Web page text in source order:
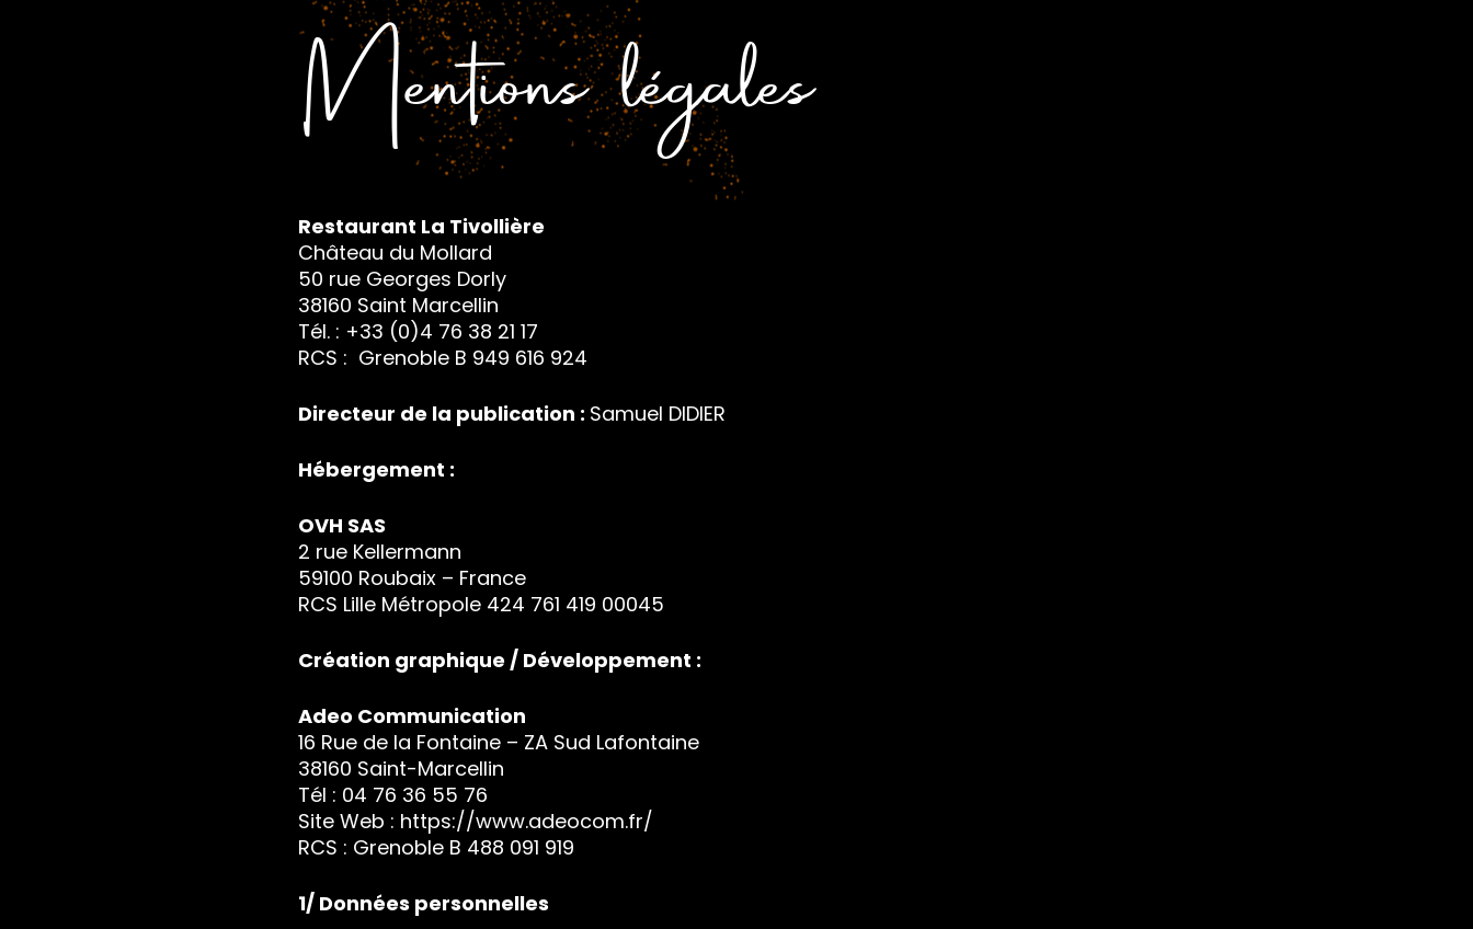
Mentions légales
Restaurant La Tivollière
Château du Mollard
50 rue Georges Dorly
38160 Saint Marcellin
Tél. : +33 (0)4 76 38 21 17
RCS : Grenoble B 949 616 924
Directeur de la publication : Samuel DIDIER
Hébergement :
OVH SAS
2 rue Kellermann
59100 Roubaix – France
RCS Lille Métropole 424 761 419 00045
Création graphique / Développement :
Adeo Communication
16 Rue de la Fontaine – ZA Sud Lafontaine
38160 Saint-Marcellin
Tél : 04 76 36 55 76
Site Web : https://www.adeocom.fr/
RCS : Grenoble B 488 091 919
1/ Données personnelles